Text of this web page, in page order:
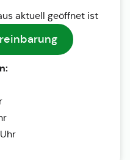
aktuell geöffnet ist